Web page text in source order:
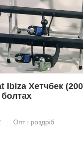
Ibiza Хетчбек
Опт і роздріб